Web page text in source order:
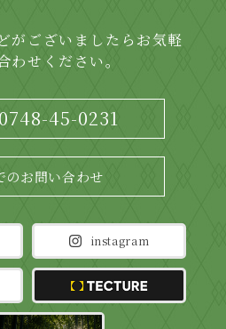
がございましたらお気軽
わせください。
0748-45-0231
のお問い合わせ
instagram
TECTURE